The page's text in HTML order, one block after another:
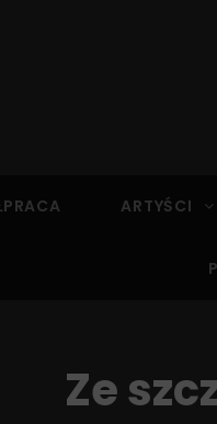
ARTYŚCI
Ze